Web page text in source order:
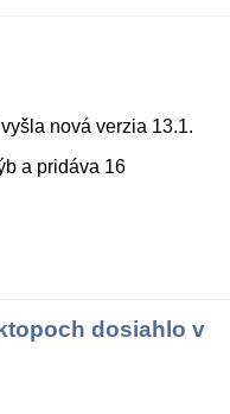
nová verzia 13.1.
a pridáva 16
dosiahlo v